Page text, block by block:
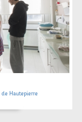
Hautepierre